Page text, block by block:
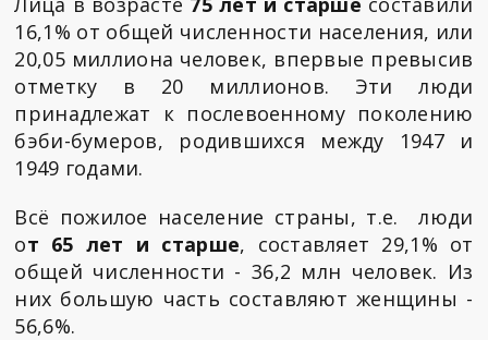
16,1% от общей численности населения, или
20,05 миллиона человек, впервые превысив
отметку в 20 миллионов. Эти люди
принадлежат к послевоенному поколению
бэби-бумеров, родившихся между 1947 и
1949 годами.
Всё пожилое население страны, т.е. люди
от 65 лет и старше, составляет 29,1% от
общей численности - 36,2 млн человек. Из
них большую часть составляют женщины -
56,6%.